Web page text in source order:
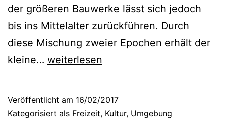
R
W
E
der größeren Bauwerke lässt sich jedoch
bis ins Mittelalter zurückführen. Durch
diese Mischung zweier Epochen erhält der
kleine… L
d
weiterlesen
Veröffentlicht am 16/02/2017
Kategorisiert als Freizeit, Kultur, Umgebung